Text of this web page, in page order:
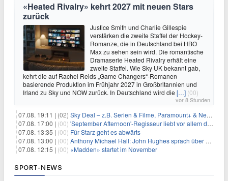
«Heated Rivalry» kehrt 2027 mit neuen Stars
zurück
Justice Smith und Charlie Gillespie
verstärken die zweite Staffel der Hockey-
Romanze, die in Deutschland bei HBO
Max zu sehen sein wird. Die romantische
Dramaserie Heated Rivalry erhält eine
zweite Staffel. Wie Sky UK bekannt gab,
kehrt die auf Rachel Reids „Game Changers“-Romanen
basierende Produktion im Frühjahr 2027 in Großbritannien und
Irland zu Sky und NOW zurück. In Deutschland wird die […] (00)
vor 8 Stunden
07.08. 19:11 | (02) Sky Deal – z.B. Serien & Filme, Paramount+ & Netflix für 19,99€/Monat
07.08. 17:00 | (00) 'September Afternoon'-Regisseur liebt vor allem die 'Banalität' in seinen Filmen
07.08. 13:35 | (00) Für Starz geht es abwärts
07.08. 13:00 | (00) Anthony Michael Hall: John Hughes sprach über eine Fortsetzung von 'The Breakfast Club'
07.08. 12:15 | (00) «Madden» startet im November
SPORT-NEWS